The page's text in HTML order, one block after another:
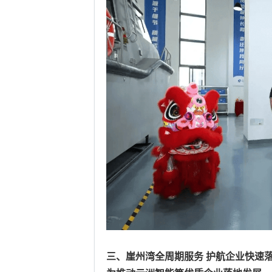
三、崖州湾全周期服务 护航企业快速